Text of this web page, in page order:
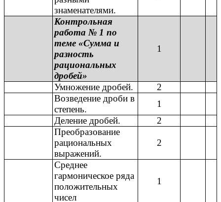
знаменателями.
Контрольная
работа № 1 по
теме «Сумма и
разность
рациональных
дробей»
1
Умножение дробей.
2
Возведение дроби в
степень.
1
Деление дробей.
2
Преобразование
рациональных
выражений.
2
Среднее
гармоническое ряда
положительных
чисел
1